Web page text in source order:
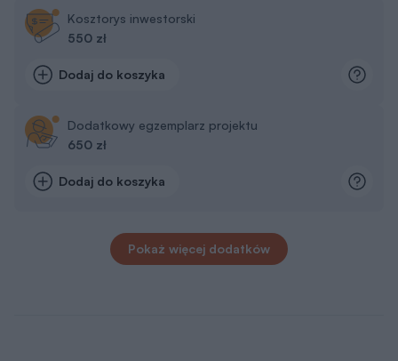
Kosztorys inwestorski
550 zł
Dodaj do koszyka
Dodatkowy egzemplarz projektu
650 zł
Dodaj do koszyka
Pokaż więcej dodatków